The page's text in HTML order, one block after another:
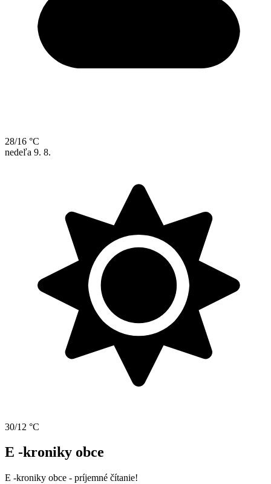
28/16 °C
nedeľa 9. 8.
30/12 °C
E -kroniky obce
E -kroniky obce - príjemné čítanie!